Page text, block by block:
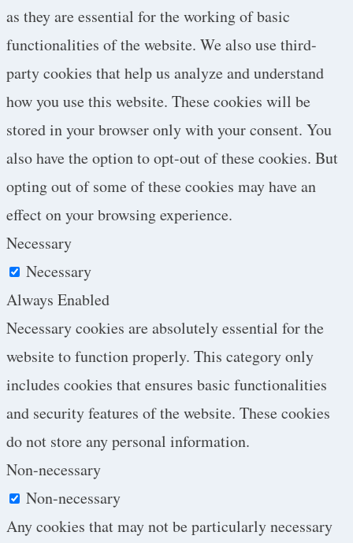
as they are essential for the working of basic
functionalities of the website. We also use third-
party cookies that help us analyze and understand
how you use this website. These cookies will be
stored in your browser only with your consent. You
also have the option to opt-out of these cookies. But
opting out of some of these cookies may have an
effect on your browsing experience.
Necessary
Necessary
Always Enabled
Necessary cookies are absolutely essential for the
website to function properly. This category only
includes cookies that ensures basic functionalities
and security features of the website. These cookies
do not store any personal information.
Non-necessary
Non-necessary
Any cookies that may not be particularly necessary